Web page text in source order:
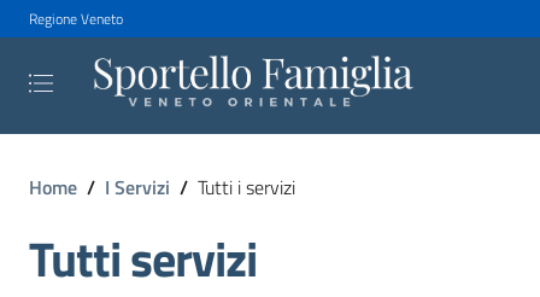
Regione Veneto
Home / I Servizi / Tutti i servizi
Tutti servizi